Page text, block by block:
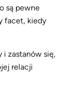
są pewne
facet, kiedy
i zastanów się,
relacji